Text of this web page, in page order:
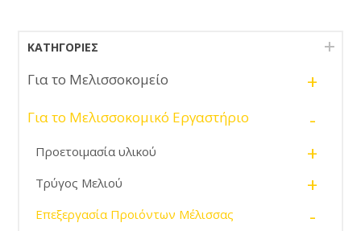
εξωτερικό ΙΝΟΧ κουβούκλιο • Το αφαιρούμενο
φίλτρο • Την τάπα ασφάλισης με το περικόχλιό της •
Το μέλι μπαίνει μέσα στο φίλτρο και βγαίνει
εσωτερικά από τα πλευρικά τοιχώματα όπου ωθείται
ΚΑΤΗΓΟΡΊΕΣ
Για το Μελισσοκομείο +
Για το Μελισσοκομικό Εργαστήριο -
Προετοιμασία υλικού +
Τρύγος Μελιού +
Επεξεργασία Προιόντων Μέλισσας -